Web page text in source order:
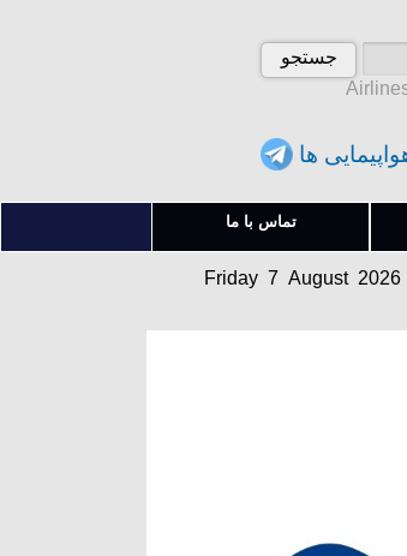
ها
تماس با ما
Friday 7 August
آدینه 16 امرداد 1405
Friday 7 August